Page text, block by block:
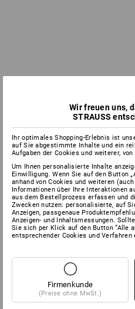
Wir freuen uns,
STRAUSS
Ihr optimales Shopping-Erlebnis ist
auf Sie abgestimmte Inhalte und ein
Aufgaben der Cookies und weiterer,
Um Ihnen personalisierte Inhalte
Einwilligung. Wenn Sie auf den Button
anhand von Cookies und weiteren
Informationen über Ihre Interaktionen
aus dem Bestellprozess erfassen und
Zwecken nutzen: personalisierte, auf
Anzeigen, passgenaue
Anzeigen- und Inhaltsmessungen.
Sie sich per Klick auf den Button “Alle
entsprechender Cookies und Verfahren
Firmenkunde
(Preise ohne MwSt.)